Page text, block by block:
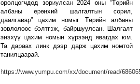
оролцогчдод зориулсан 2024 оны “Төрийн
албаны ерөнхий шалгалтын сорил,
даалгавар” цахим номыг Төрийн албаны
зөвлөлөөс бэлтгэж, байршуулсан. Шалгалт
энэхүү цахим номын хүрээнд явагдах юм.
Та дараах линк дээр дарж цахим номтой
танилцаарай.
https://www.yumpu.com/xx/document/read/